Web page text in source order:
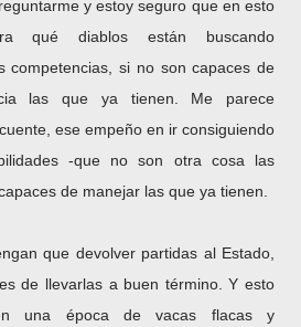
y estoy seguro que en esto
qué diablos están buscando
competencias, si no son capaces de
las que ya tienen. Me parece
ese empeño en ir consiguiendo
-que no son otra cosa las
de manejar las que ya tienen.
que devolver partidas al Estado,
de llevarlas a buen término. Y esto
una época de vacas flacas y